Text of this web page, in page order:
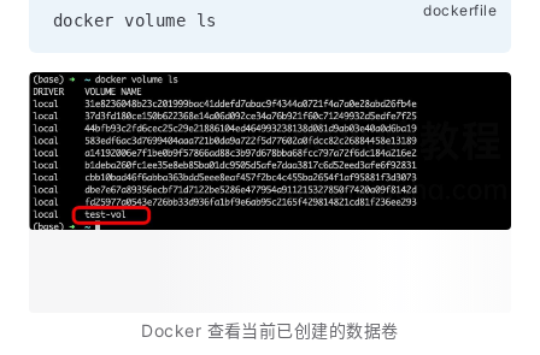
Docker 查看当前已创建的数据卷